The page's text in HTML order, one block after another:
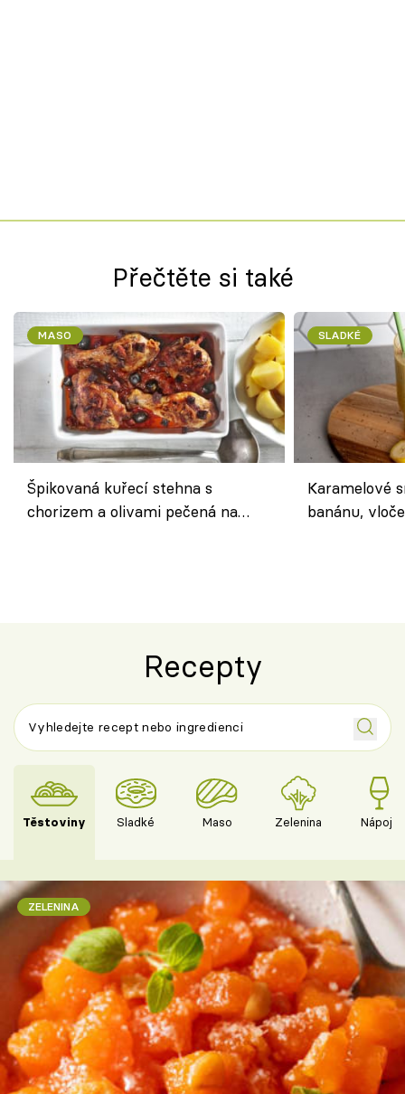
Přečtěte si také
MASO
Špikovaná kuřecí stehna s
chorizem a olivami pečená na
SLADKÉ
Karamelové
banánu,
Recepty
Těstoviny Sladké Maso Zelenina Nápoje
ZELENINA